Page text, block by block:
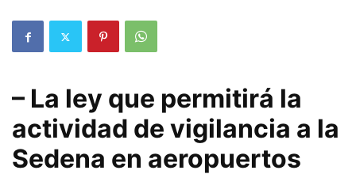
– La ley que permitirá la
actividad de vigilancia a la
Sedena en aeropuertos